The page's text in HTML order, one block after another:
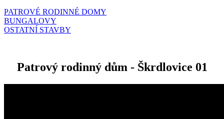
PATROVÉ RODINNÉ DOMY
BUNGALOVY
OSTATNÍ STAVBY
Patrový rodinný dům - Škrdlovice 01